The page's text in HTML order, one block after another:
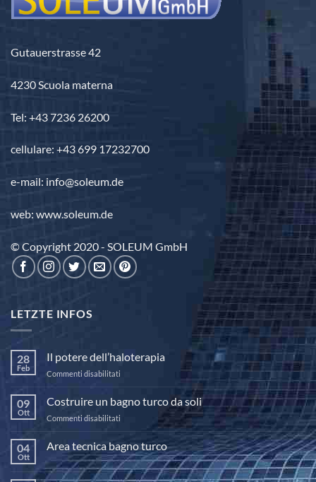
Gutauerstrasse 42
4230 Scuola materna
Tel: +43 7236 26200
cellulare: +43 699 17232700
e-mail: info@soleum.de
web: www.soleum.de
© Copyright 2020 - SOLEUM GmbH
LETZTE INFOS
28
Feb
Il potere dell’haloterapia
Commenti disabilitati
dell’haloterapia
09
Ott
Costruire un bagno turco da soli
Commenti disabilitati
Costruire
bagno
turco
da
04
Ott
Area tecnica bagno turco
Nessun
commento
su